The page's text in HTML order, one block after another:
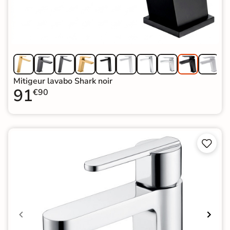
Mitigeur lavabo Shark noir
91€90

